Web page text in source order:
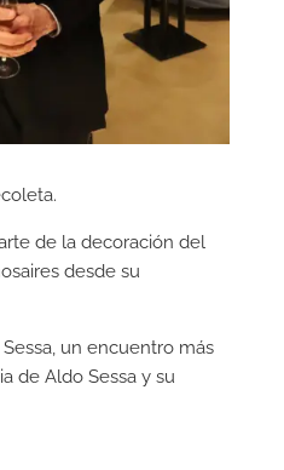
de la decoración del
desde su
un encuentro más
de Aldo Sessa y su